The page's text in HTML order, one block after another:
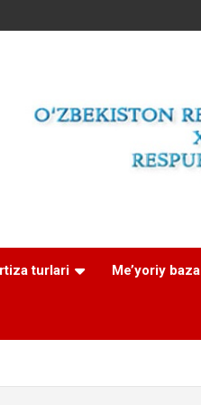
turlari Me’yoriy baza